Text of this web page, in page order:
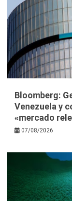
Bloomberg:
Venezuela y
«mercado
07/08/2026